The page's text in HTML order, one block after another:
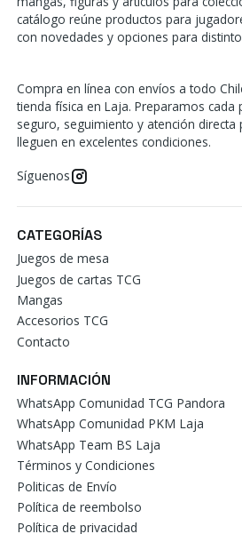
catálogo reúne productos para
con novedades y opciones para
Compra en línea con envíos a todo
tienda física en Laja. Preparamos cada
seguro, seguimiento y atención directa
lleguen en excelentes condiciones.
Síguenos
CATEGORÍAS
Juegos de mesa
Juegos de cartas TCG
Mangas
Accesorios TCG
Contacto
INFORMACIÓN
WhatsApp Comunidad TCG Pandora
WhatsApp Comunidad PKM Laja
WhatsApp Team BS Laja
Términos y Condiciones
Politicas de Envío
Política de reembolso
Política de privacidad